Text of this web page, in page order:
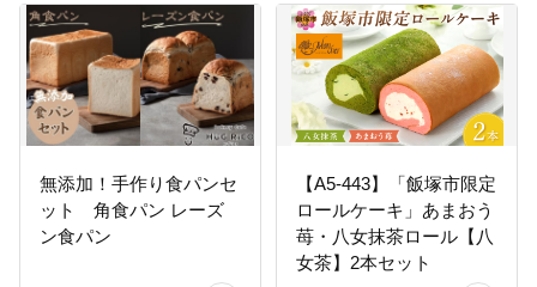
無添加！手作り食パンセ
ット 角食パン レーズ
ン食パン
【A5-443】「飯塚市限定
ロールケーキ」あまおう
苺・八女抹茶ロール【八
女茶】2本セット